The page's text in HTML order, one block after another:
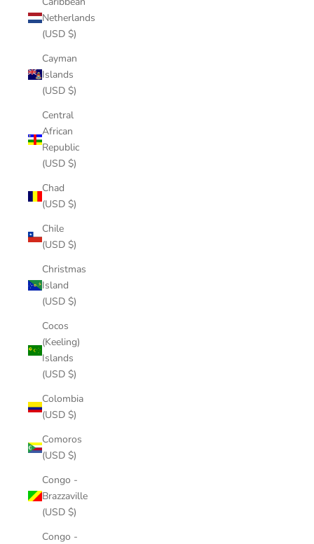
Netherlands
(USD $)
Cayman
Islands
(USD $)
Central
African
Republic
(USD $)
Chad
(USD $)
Chile
(USD $)
Christmas
Island
(USD $)
Cocos
(Keeling)
Islands
(USD $)
Colombia
(USD $)
Comoros
(USD $)
Congo -
Brazzaville
(USD $)
Congo -